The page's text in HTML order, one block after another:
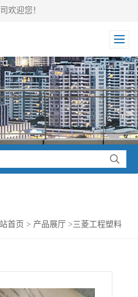
欢迎您！
首页 > 产品展厅 >三菱工程塑料